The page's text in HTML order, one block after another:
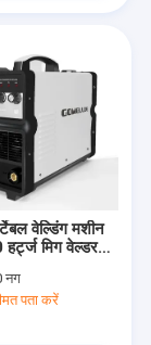
वेल्डिंग मशीन
मिग वेल्डर
नग
पता करें